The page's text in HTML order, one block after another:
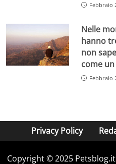
Febbraio
Nelle
hanno
non
come
Febbraio
Privacy Policy
Copyright © 2025